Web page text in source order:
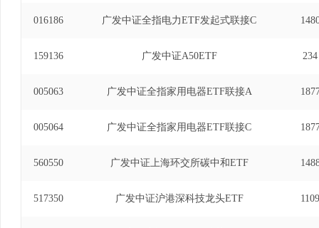
016186 广发中证全指电力ETF发起式联接C
159136 广发中证A50ETF 234
005063 广发中证全指家用电器ETF联接A
005064 广发中证全指家用电器ETF联接C
560550 广发中证上海环交所碳中和ETF
517350 广发中证沪港深科技龙头ETF 1109